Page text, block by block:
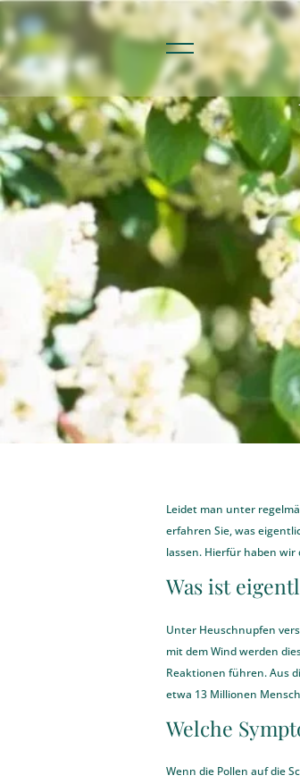
Leidet man unter
erfahren Sie, was
lassen. Hierfür haben
Was ist
Unter Heuschnupfen
mit dem Wind werden
Reaktionen führen. Aus
etwa 13 Millionen
Welche
Wenn die Pollen auf die